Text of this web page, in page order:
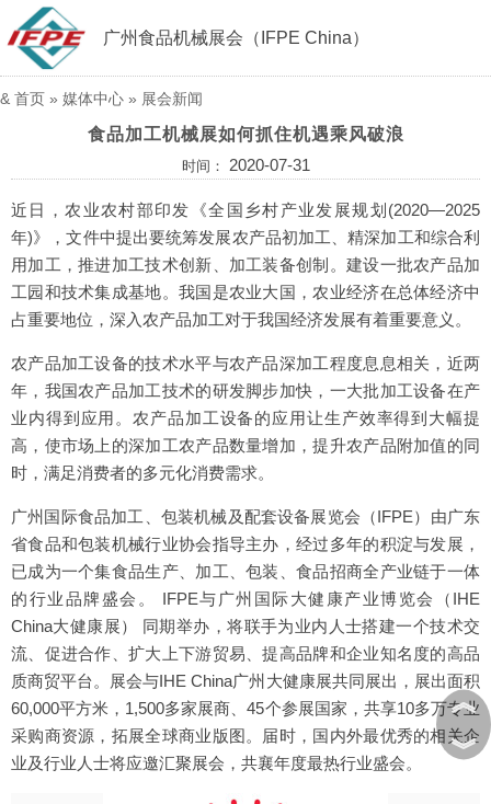
广州食品机械展会（IFPE China）
& 首页 » 媒体中心 » 展会新闻
食品加工机械展如何抓住机遇乘风破浪
时间： 2020-07-31
近日，农业农村部印发《全国乡村产业发展规划(2020—2025
年)》，文件中提出要统筹发展农产品初加工、精深加工和综合利
用加工，推进加工技术创新、加工装备创制。建设一批农产品加
工园和技术集成基地。我国是农业大国，农业经济在总体经济中
占重要地位，深入农产品加工对于我国经济发展有着重要意义。
农产品加工设备的技术水平与农产品深加工程度息息相关，近两
年，我国农产品加工技术的研发脚步加快，一大批加工设备在产
业内得到应用。农产品加工设备的应用让生产效率得到大幅提
高，使市场上的深加工农产品数量增加，提升农产品附加值的同
时，满足消费者的多元化消费需求。
广州国际食品加工、包装机械及配套设备展览会（IFPE）由广东
省食品和包装机械行业协会指导主办，经过多年的积淀与发展，
已成为一个集食品生产、加工、包装、食品招商全产业链于一体
的行业品牌盛会。 IFPE与广州国际大健康产业博览会（IHE
China大健康展） 同期举办，将联手为业内人士搭建一个技术交
流、促进合作、扩大上下游贸易、提高品牌和企业知名度的高品
质商贸平台。展会与IHE China广州大健康展共同展出，展出面积
60,000平方米，1,500多家展商、45个参展国家，共享10多万专业
采购商资源，拓展全球商业版图。届时，国内外最优秀的相关企
业及行业人士将应邀汇聚展会，共襄年度最热行业盛会。
︽
︾